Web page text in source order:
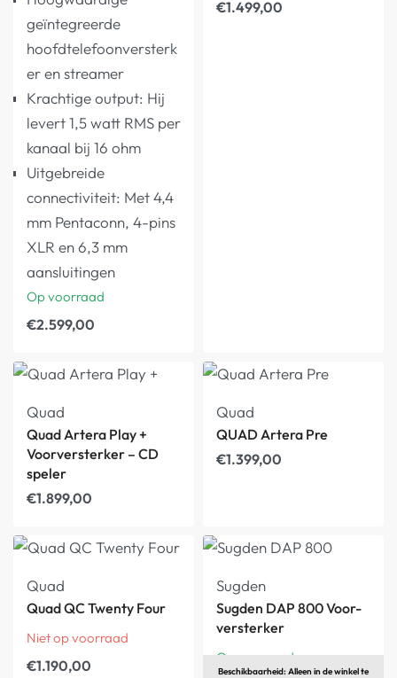
Op voorraad
€2.599,00
geïntegreerde
hoofdtelefoonversterk
er en streamer
Krachtige output: Hij
levert 1,5 watt RMS per
kanaal bij 16 ohm
Uitgebreide
connectiviteit: Met 4,4
mm Pentaconn, 4-pins
XLR en 6,3 mm
aansluitingen
€1.499,00
Quad
Quad Artera Play +
Voorversterker – CD
speler
€1.899,00
Quad
QUAD Artera Pre
€1.399,00
Quad
Quad QC Twenty Four
Niet op voorraad
€1.190,00
Sugden
Sugden DAP 800 Voor-
versterker
Op voorraad
Beschikbaarheid: Alleen in de winkel te